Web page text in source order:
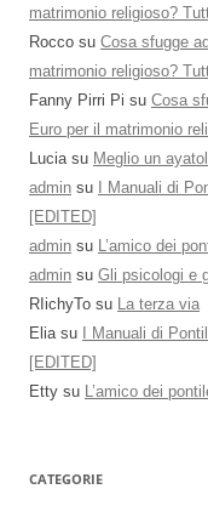
matrimonio religioso?
Rocco su Cosa sfugge
matrimonio religioso?
Fanny Pirri Pi su Cosa
Euro per il matrimonio
Luciasu Meglio un
admin su
I Manuali di
[EDITED]
admin su L’amico dei
admin su Gli psicologi e
RIichyTo su La terza via
Eliasu
I Manuali di
[EDITED]
Etty su L’amico dei
CATEGORIE